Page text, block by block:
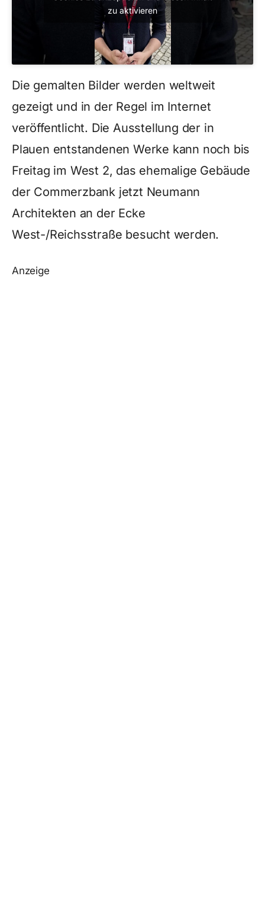
zu aktivieren
Die gemalten Bilder werden weltweit
gezeigt und in der Regel im Internet
veröffentlicht. Die Ausstellung der in
Plauen entstandenen Werke kann noch bis
Freitag im West 2, das ehemalige Gebäude
der Commerzbank jetzt Neumann
Architekten an der Ecke
West-/Reichsstraße besucht werden.
Anzeige